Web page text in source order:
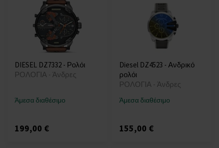
DIESEL DZ7332 - Ρολόι
ΡΟΛΟΓΙΑ - Άνδρες
Άμεσα διαθέσιμο
199,00 €
Diesel DZ4523 - Ανδρικό
ρολόι
ΡΟΛΟΓΙΑ - Άνδρες
Άμεσα διαθέσιμο
155,00 €